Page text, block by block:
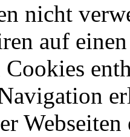
nicht
auf